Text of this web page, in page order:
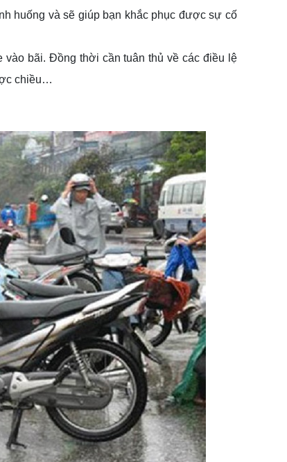
huống và sẽ giúp bạn khắc phục được sự cố
bãi. Đồng thời cần tuân thủ về các điều lệ
chiều…